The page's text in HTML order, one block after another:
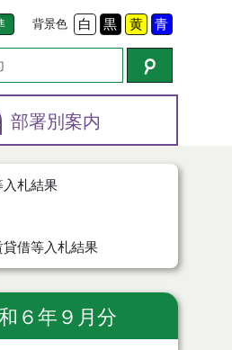
背景色 白 黒 黄 青
部署別案内
札結果
借等入札結果
６年９月分